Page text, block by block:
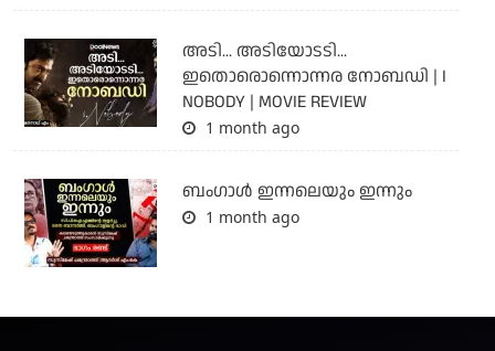
അടി... അടിയോടടി...
ഇതൊരൊന്നൊന്നര നോബഡി | I
NOBODY | MOVIE REVIEW
1 month ago
ബംഗാള്‍ ഇന്നലെയും ഇന്നും
1 month ago